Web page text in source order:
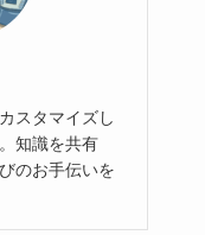
スタマイズし
知識を共有
のお手伝いを